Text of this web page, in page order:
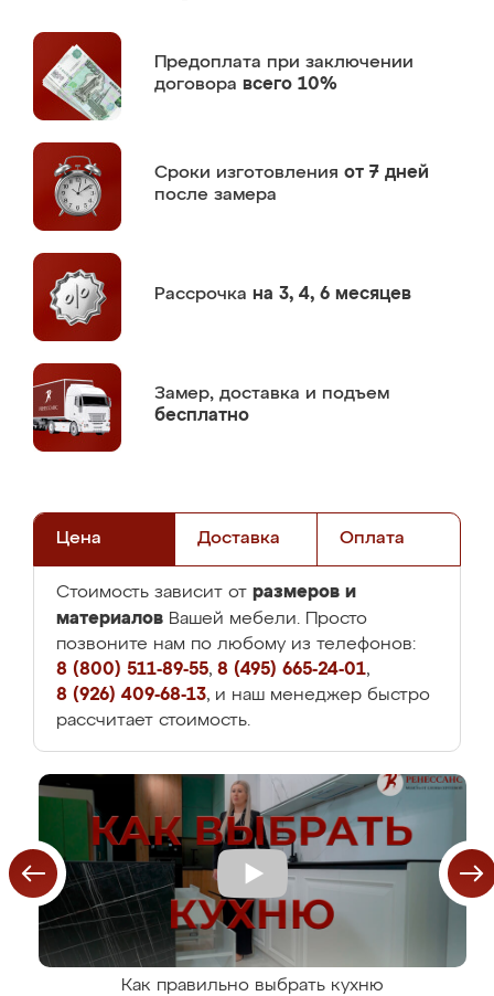
Предоплата при заключении
договора всего 10%
Сроки изготовления от 7 дней
после замера
Рассрочка на 3, 4, 6 месяцев
Замер, доставка и подъем
бесплатно
Цена Доставка Оплата
Стоимость зависит от размеров и
материалов Вашей мебели. Просто
позвоните нам по любому из телефонов:
8 (800) 511-89-55, 8 (495) 665-24-01,
8 (926) 409-68-13, и наш менеджер быстро
рассчитает стоимость.
Как правильно выбрать кухню